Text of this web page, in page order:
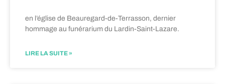
en l’église de Beauregard-de-Terrasson, dernier
hommage au funérarium du Lardin-Saint-Lazare.
LIRE LA SUITE »